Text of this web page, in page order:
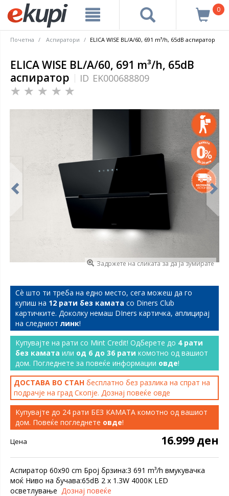
0
Почетна Аспиратори ELICA WISE BL/A/60, 691 m³/h, 65dB аспиратор
ELICA WISE BL/A/60, 691 m³/h, 65dB
аспиратор
ID EK000688809
Задржете на сликата за да ја зумирате
Сѐ што ти треба на едно место, сега можеш да го
купиш на 12 рати без камата со Diners Club
картичките. Доколку немаш DIners картичка, аплицирај
на следниот линк!
Купувајте на рати со Mint Credit! Одберете до 4 рати
без камата или од 6 до 36 рати комотно од вашиот
дом. Погледнете за повеќе информации овде!
ДОСТАВА ВО СТАН бесплатно без разлика на спрат на
подрачје на град Скопје. Дознај повеќе овде
Купувајте до 24 рати БЕЗ КАМАТА комотно од вашиот
дом. Повеќе погледнете овде!
Цена 16.999 ден
Aспиратор 60х90 cm Број брзина:3 691 m³/h вмукувачка
моќ Ниво на бучава:65dB 2 x 1.3W 4000K LED
осветлување Дознај повеќе